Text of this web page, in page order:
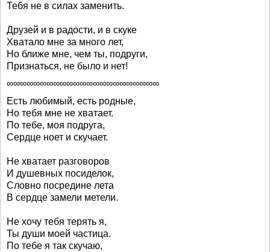
Тебя не в силах заменить.
Друзей и в радости, и в скуке
Хватало мне за много лет,
Но ближе мне, чем ты, подруги,
Признаться, не было и нет!
∞∞∞∞∞∞∞∞∞∞∞∞∞∞∞∞∞∞∞∞∞∞∞
Есть любимый, есть родные,
Но тебя мне не хватает.
По тебе, моя подруга,
Сердце ноет и скучает.
Не хватает разговоров
И душевных посиделок,
Словно посредине лета
В сердце замели метели.
Не хочу тебя терять я,
Ты души моей частица.
По тебе я так скучаю,